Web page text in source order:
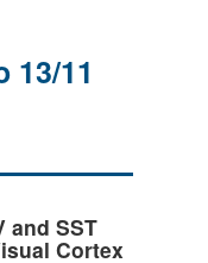
13/11
and SST
Cortex